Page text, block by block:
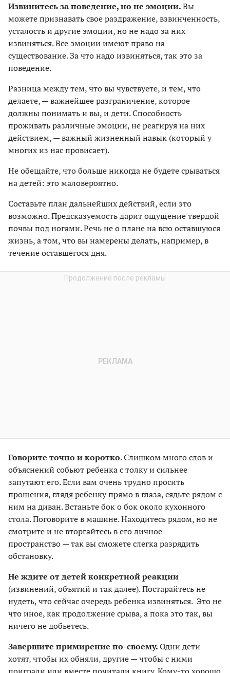
Извинитесь за поведение, но не эмоции.Вы
можете признавать свое раздражение, взвинченность,
усталость и другие эмоции, но не надо за них
извиняться. Все эмоции имеют право на
существование. За что надо извиняться, так это за
поведение.
Разница между тем, что вы чувствуете, и тем, что
делаете, — важнейшее разграничение, которое
должны понимать и вы, и дети. Способность
проживать различные эмоции, не реагируя на них
действием, — важный жизненный навык (который у
многих из нас провисает).
Не обещайте, что больше никогда не будете срываться
на детей: это маловероятно.
Составьте план дальнейших действий, если это
возможно. Предсказуемость дарит ощущение твердой
почвы под ногами. Речь не о плане на всю оставшуюся
жизнь, а том, что вы намерены делать, например, в
течение оставшегося дня.
Говорите точно и коротко. Слишком много слов и
объяснений собьют ребенка с толку и сильнее
запутают его. Если вам очень трудно просить
прощения, глядя ребенку прямо в глаза, сядьте рядом с
ним на диван. Встаньте бок о бок около кухонного
стола. Поговорите в машине. Находитесь рядом, но не
смотрите и не вторгайтесь в его личное
пространство — так вы сможете слегка разрядить
обстановку.
Не ждите от детей конкретной реакции
(извинений, объятий и так далее). Постарайтесь не
нудеть, что сейчас очередь ребенка извиняться. Это не
что иное, как продолжение срыва, а пока это так, вы
ничего не добьетесь.
Завершите примирение по-своему.Одни дети
хотят, чтобы их обняли, другие — чтобы с ними